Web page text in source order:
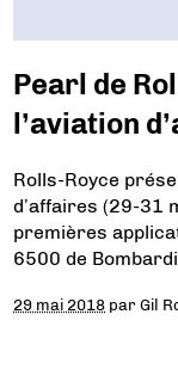
Pearl de
l’aviation
Rolls-Royce
d’affaires (29-31
premières
6500 de
29 mai 2018 parGil